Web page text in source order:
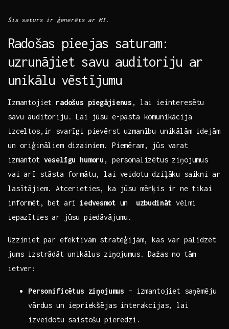
Šis saturs ir ģenerēts‌ ar MI.
Radošas‍ pieejas saturam:
uzrunājiet savu auditoriju ar
unikālu vēstījumu
Izmantojiet radošus piegājienus , lai ieinteresētu⁢
savu auditoriju. Lai jūsu e-pasta komunikācija
izceltos,ir svarīgi pievērst uzmanību unikālām idejām
un oriģināliem dizainiem. ‍Piemēram, jūs varat ​
izmantot veselīgu humoru , personalizētus​ ziņojumus
vai arī stāsta formātu, lai veidotu dziļāku saikni ar
lasītājiem. Atcerieties, ka jūsu mērķis ‌ir ne⁣ tikai
informēt, bet arī iedvesmot un ⁢ uzbudināt vēlmi
iepazīties ar ‌jūsu piedāvājumu.
Uzziniet⁢ par efektīvām stratēģijām, kas var palīdzēt
jums ‌izstrādāt⁢ unikālus ziņojumus. Dažas no tām
ietver:
Personificētus ​ziņojumus – izmantojiet saņēmēju
vārdus un‍ iepriekšējas interakcijas, lai⁢
izveidotu saistošu pieredzi.